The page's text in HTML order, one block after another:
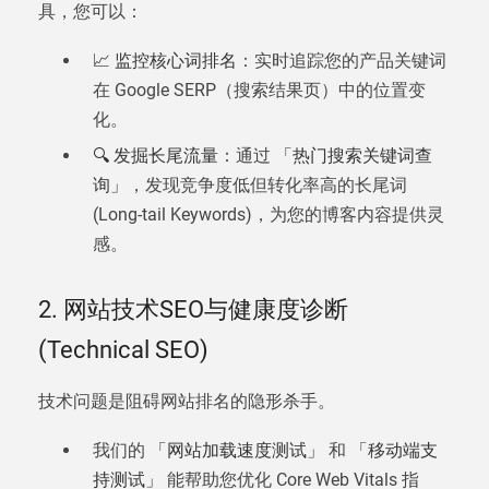
具，您可以：
📈 监控核心词排名 ：实时追踪您的产品关键词
在 Google SERP（搜索结果页）中的位置变
化。
🔍 发掘长尾流量 ：通过
「热门搜索关键词查
询」
，发现竞争度低但转化率高的长尾词
(Long-tail Keywords)，为您的博客内容提供灵
感。
2. 网站技术SEO与健康度诊断
(Technical SEO)
技术问题是阻碍网站排名的隐形杀手。
我们的 「网站加载速度测试」 和
「移动端支
持测试」
能帮助您优化 Core Web Vitals 指